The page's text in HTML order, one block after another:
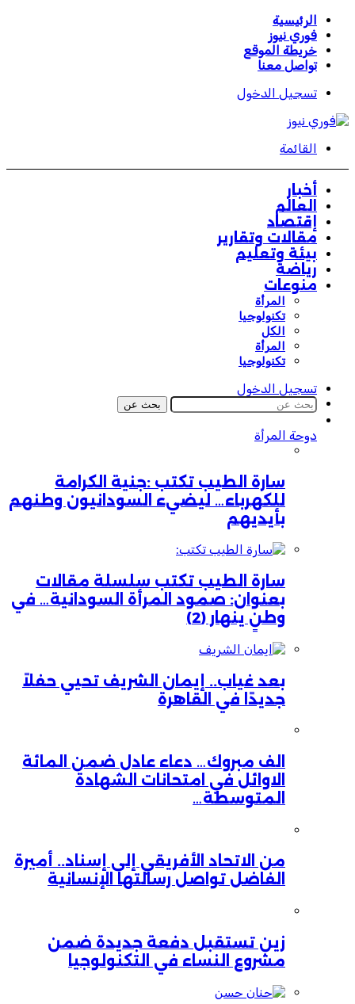
الرئيسية
فوري نيوز
خريطة الموقع
تواصل معنا
تسجيل الدخول
القائمة
أخبار
العالم
إقتصاد
مقالات وتقارير
بيئة وتعليم
رياضة
منوعات
المرأة
تكنولوجيا
الكل
المرأة
تكنولوجيا
تسجيل الدخول
بحث عن
دوحة المرأة
سارة الطيب تكتب :جنية الكرامة
للكهرباء… ليضيء السودانيون وطنهم
بأيديهم
سارة الطيب تكتب سلسلة مقالات
بعنوان: صمود المرأة السودانية… في
وطنٍ ينهار (2)
بعد غياب.. إيمان الشريف تحيي حفلاً
جديدًا في القاهرة
الف مبروك… دعاء عادل ضمن المائة
الاوائل في امتحانات الشهادة
المتوسطة…
من الاتحاد الأفريقي إلى إسناد.. أميرة
الفاضل تواصل رسالتها الإنسانية
زين تستقبل دفعة جديدة ضمن
مشروع النساء في التكنولوجيا